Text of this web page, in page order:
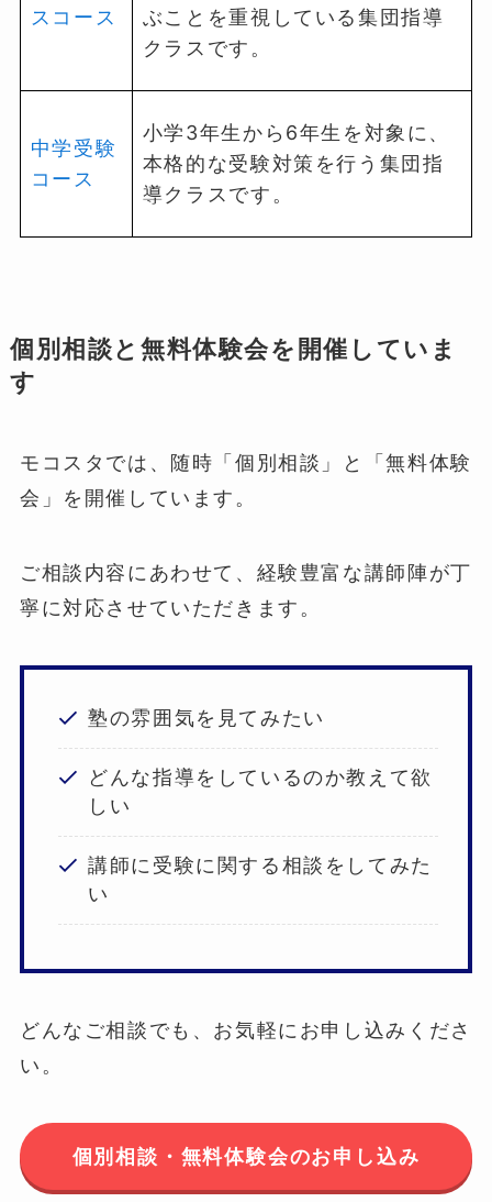
スコース
ぶことを重視している集団指導
クラスです。
中学受験
コース
小学3年生から6年生を対象に、
本格的な受験対策を行う集団指
導クラスです。
個別相談と無料体験会を開催していま
す
モコスタでは、随時「個別相談」と「無料体験
会」を開催しています。
ご相談内容にあわせて、経験豊富な講師陣が丁
寧に対応させていただきます。
塾の雰囲気を見てみたい
どんな指導をしているのか教えて欲
しい
講師に受験に関する相談をしてみた
い
どんなご相談でも、お気軽にお申し込みくださ
い。
個別相談・無料体験会のお申し込み